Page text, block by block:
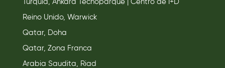
Turquía, Ankara Tecnoparque | Centro de I+D
Reino Unido, Warwick
Qatar, Doha
Qatar, Zona Franca
Arabia Saudita, Riad